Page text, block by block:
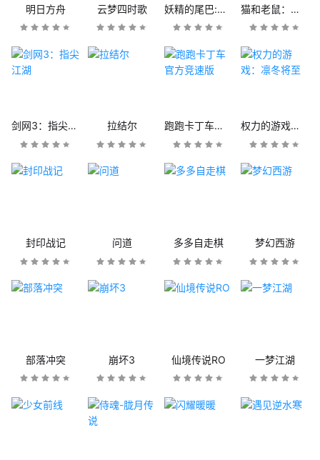
明日方舟 云梦四时歌 妖精的尾巴:魔导少年 猫和老鼠：欢乐互动
剑网3：指尖江湖 拉结尔 跑跑卡丁车官方竞速版 权力的游戏：凛冬将至
封印战记 问道 多多自走棋 梦幻西游
部落冲突 崩坏3 仙境传说RO 一梦江湖